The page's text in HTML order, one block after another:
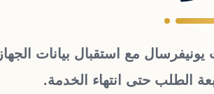
مع استقبال بيانات الجهاز
الطلب حتى انتهاء الخدمة.